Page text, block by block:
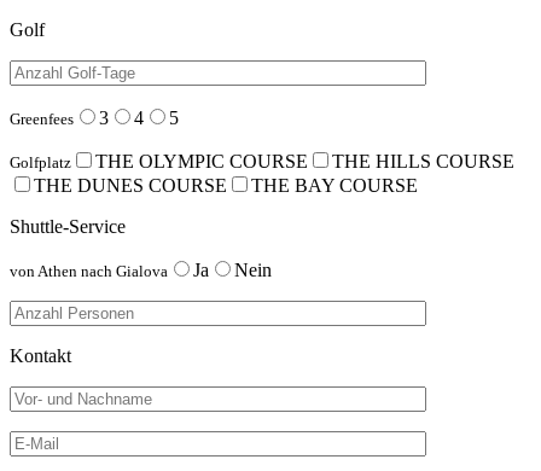
Golf
Greenfees 3 4 5
Golfplatz THE OLYMPIC COURSE
THE HILLS COURSE
THE DUNES COURSE
THE BAY COURSE
Shuttle-Service
von Athen nach Gialova Ja Nein
Kontakt